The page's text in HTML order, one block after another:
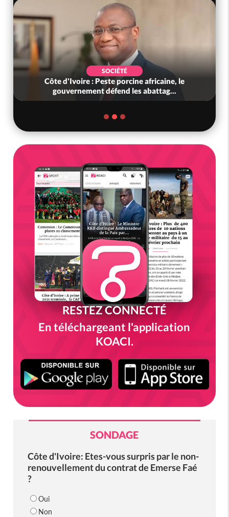
SOCIÉTÉ
Côte d'Ivoire : Peste porcine africaine, le
gouvernement défend les abattag...
RESTEZ CONNECTÉ
En téléchargeant l'application
KOACI.
SONDAGE
Côte d'Ivoire: Etes-vous surpris par le non-
renouvellement du contrat de Emerse Faé
?
Oui
Non